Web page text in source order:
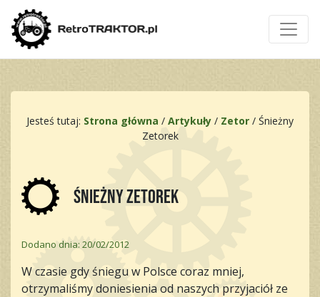
Jesteś tutaj: Strona główna / Artykuły / Zetor / Śnieżny
Zetorek
Śnieżny Zetorek
Dodano dnia: 20/02/2012
W czasie gdy śniegu w Polsce coraz mniej,
otrzymaliśmy doniesienia od naszych przyjaciół ze